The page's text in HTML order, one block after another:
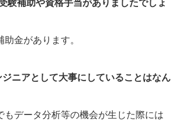
金があります。
ニアとして大事にしていることはなん
もデータ分析等の機会が生じた際には